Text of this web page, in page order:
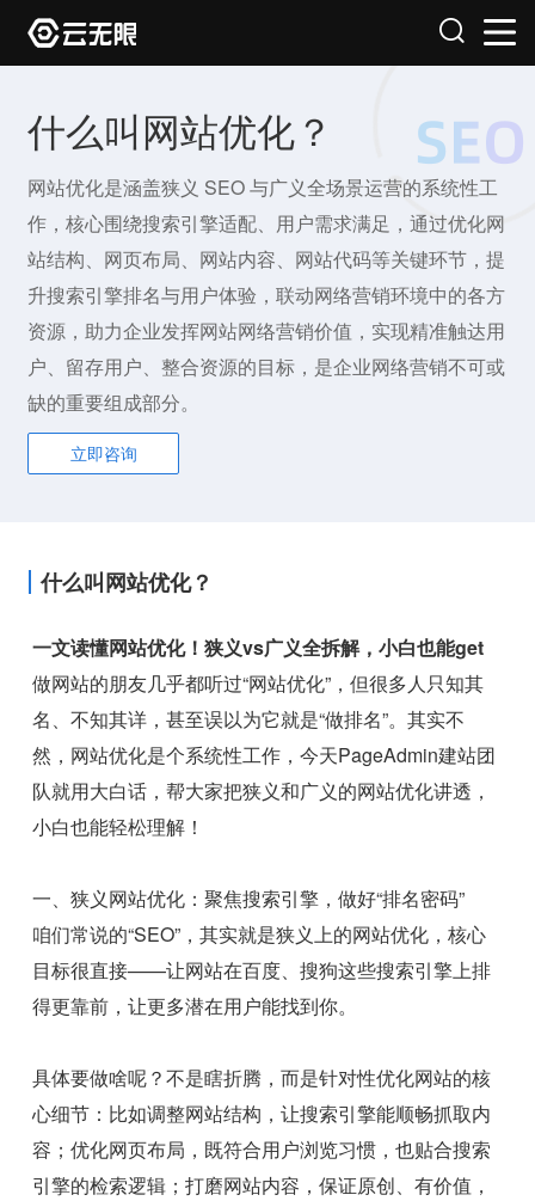
什么叫网站优化？
网站优化是涵盖狭义 SEO 与广义全场景运营的系统性工
作，核心围绕搜索引擎适配、用户需求满足，通过优化网
站结构、网页布局、网站内容、网站代码等关键环节，提
升搜索引擎排名与用户体验，联动网络营销环境中的各方
资源，助力企业发挥网站网络营销价值，实现精准触达用
户、留存用户、整合资源的目标，是企业网络营销不可或
缺的重要组成部分。
立即咨询
什么叫网站优化？
一文读懂网站优化！狭义vs广义全拆解，小白也能get
做网站的朋友几乎都听过“网站优化”，但很多人只知其
名、不知其详，甚至误以为它就是“做排名”。其实不
然，网站优化是个系统性工作，今天PageAdmin建站团
队就用大白话，帮大家把狭义和广义的网站优化讲透，
小白也能轻松理解！
一、狭义网站优化：聚焦搜索引擎，做好“排名密码”
咱们常说的“SEO”，其实就是狭义上的网站优化，核心
目标很直接——让网站在百度、搜狗这些搜索引擎上排
得更靠前，让更多潜在用户能找到你。
具体要做啥呢？不是瞎折腾，而是针对性优化网站的核
心细节：比如调整网站结构，让搜索引擎能顺畅抓取内
容；优化网页布局，既符合用户浏览习惯，也贴合搜索
引擎的检索逻辑；打磨网站内容，保证原创、有价值，